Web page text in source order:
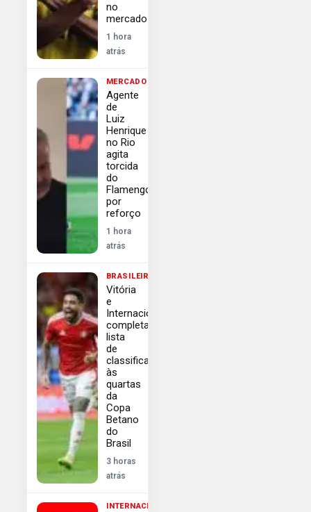
no
mercado
1 hora
atrás
MERCADO
Agente
de
Luiz
Henrique
no Rio
agita
torcida
do
Flamengo
por
reforço
1 hora
atrás
BRASILEIRÃO
Vitória
e
Internacional
completam
lista
de
classificados
às
quartas
da
Copa
Betano
do
Brasil
3 horas
atrás
INTERNACIONAL